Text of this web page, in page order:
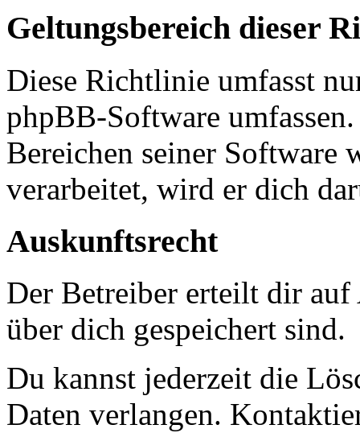
Geltungsbereich dieser
Diese Richtlinie umfasst
phpBB-Software
Bereichen seiner Software
verarbeitet, wird er dich
Auskunftsrecht
Der Betreiber erteilt dir
über dich gespeichert sind.
Du kannst jederzeit die
Daten verlangen.